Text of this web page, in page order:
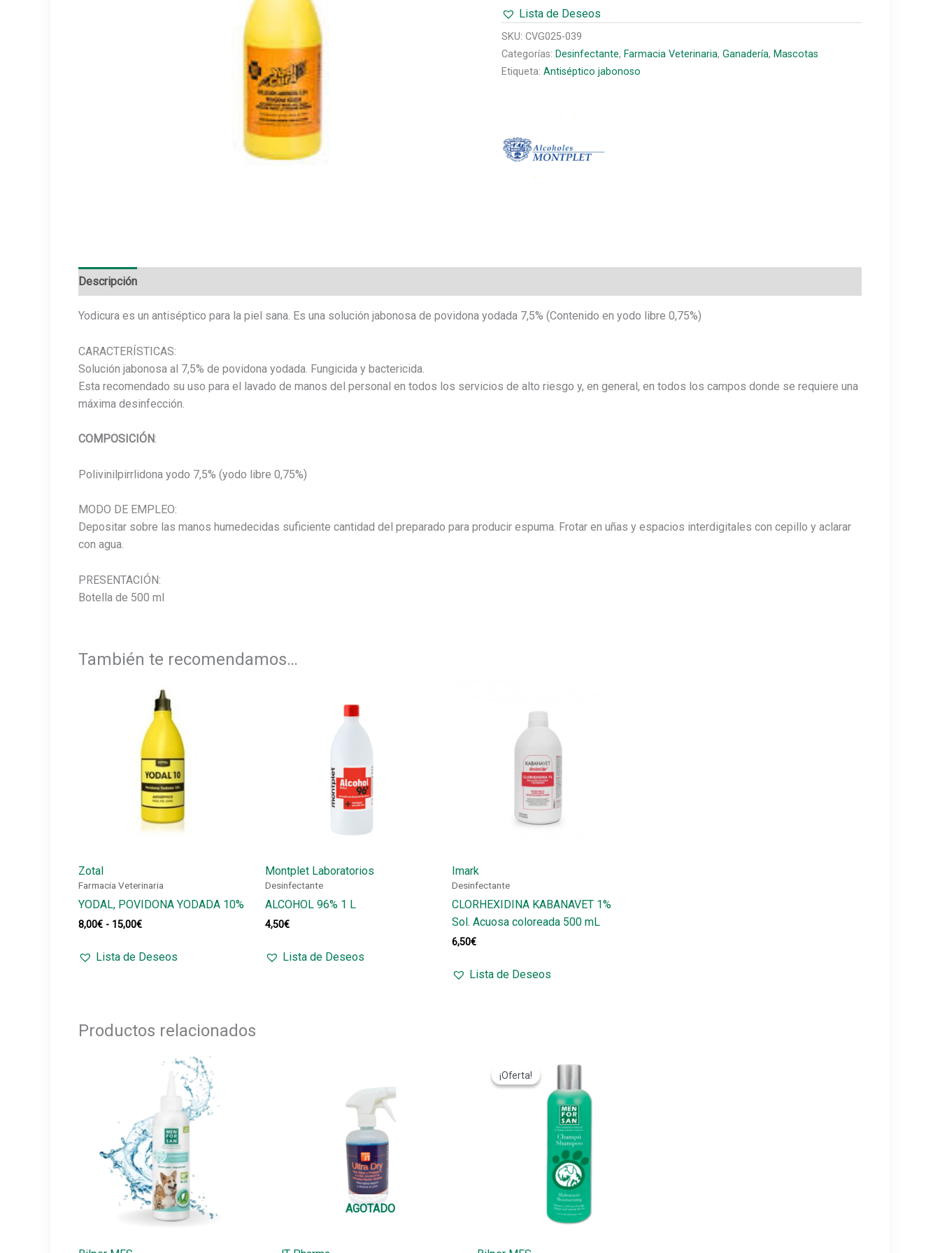
JABONOSA
7,5%
500
ML
Lista de Deseos
SKU: CVG025-039
Categorías: Desinfectante, Farmacia Veterinaria, Ganadería, Mascotas
Etiqueta: Antiséptico jabonoso
Descripción
Yodicura es un antiséptico para la piel sana. Es una solución jabonosa de povidona yodada 7,5% (Contenido en yodo libre 0,75%)
CARACTERÍSTICAS:
Solución jabonosa al 7,5% de povidona yodada. Fungicida y bactericida.
Esta recomendado su uso para el lavado de manos del personal en todos los servicios de alto riesgo y, en general, en todos los campos donde se requiere una
máxima desinfección.
COMPOSICIÓN:
Polivinilpirrlidona yodo 7,5% (yodo libre 0,75%)
MODO DE EMPLEO:
Depositar sobre las manos humedecidas suficiente cantidad del preparado para producir espuma. Frotar en uñas y espacios interdigitales con cepillo y aclarar
con agua.
PRESENTACIÓN:
Botella de 500 ml
También te recomendamos…
Zotal
Farmacia Veterinaria
YODAL, POVIDONA YODADA 10%
8,00€ - 15,00€Rango
desde
Lista de Deseos
Montplet Laboratorios
Desinfectante
ALCOHOL 96% 1 L
4,50€
Lista de Deseos
Imark
Desinfectante
CLORHEXIDINA KABANAVET 1%
Sol. Acuosa coloreada 500 mL
6,50€
Lista de Deseos
Productos relacionados
AGOTADO
¡Oferta!
¡Oferta!